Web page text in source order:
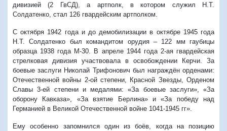
дивизией (2 ГвСД), а артполк, в котором служил Н.Т.
Солдатенко, стал 126 гвардейским артполком.
С октября 1942 года и до демобилизации в октябре 1945 года
Н.Т. Солдатенко был командитом орудия – 122 мм гаубицы
образца 1938 года М-30. В апреле 1944 года 2-ая гвардейская
стрелковая дивизия участвовала в освобождении Керчи. За
боевые заслуги Николай Трифонович был награждён орденами:
Отечественной войны 2-ой степени, Красной Звезды, Орденом
Славы 3-ей степени и медалями: «За боевые заслуги», «За
оборону Кавказа», «За взятие Берлина» и «За победу над
Германией в Великой Отечественной войне 1041-1945 гг».
Ему особенно запомнился один из боёв, когда на позицию